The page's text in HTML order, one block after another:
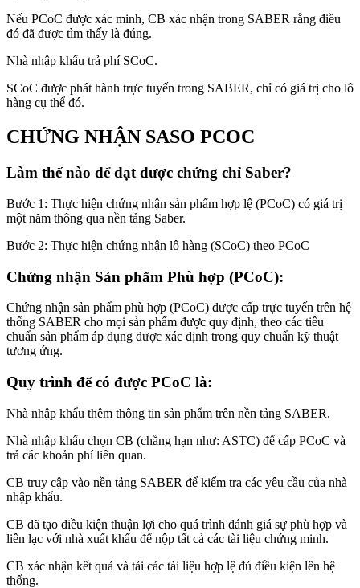
Nếu PCoC được xác minh, CB xác nhận trong SABER rằng điều
đó đã được tìm thấy là đúng.
Nhà nhập khẩu trả phí SCoC.
SCoC được phát hành trực tuyến trong SABER, chỉ có giá trị cho lô
hàng cụ thể đó.
CHỨNG NHẬN SASO PCOC
Làm thế nào để đạt được chứng chỉ Saber?
Bước 1: Thực hiện chứng nhận sản phẩm hợp lệ (PCoC) có giá trị
một năm thông qua nền tảng Saber.
Bước 2: Thực hiện chứng nhận lô hàng (SCoC) theo PCoC
Chứng nhận Sản phẩm Phù hợp (PCoC):
Chứng nhận sản phẩm phù hợp (PCoC) được cấp trực tuyến trên hệ
thống SABER cho mọi sản phẩm được quy định, theo các tiêu
chuẩn sản phẩm áp dụng được xác định trong quy chuẩn kỹ thuật
tương ứng.
Quy trình để có được PCoC là:
Nhà nhập khẩu thêm thông tin sản phẩm trên nền tảng SABER.
Nhà nhập khẩu chọn CB (chẳng hạn như: ASTC) để cấp PCoC và
trả các khoản phí liên quan.
CB truy cập vào nền tảng SABER để kiểm tra các yêu cầu của nhà
nhập khẩu.
CB đã tạo điều kiện thuận lợi cho quá trình đánh giá sự phù hợp và
liên lạc với nhà xuất khẩu để nộp tất cả các tài liệu chứng minh.
CB xác nhận kết quả và tải các tài liệu hợp lệ đủ điều kiện lên hệ
thống.